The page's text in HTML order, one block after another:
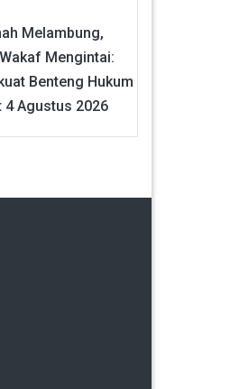
Melambung,
Mengintai:
Benteng Hukum
4 Agustus 2026